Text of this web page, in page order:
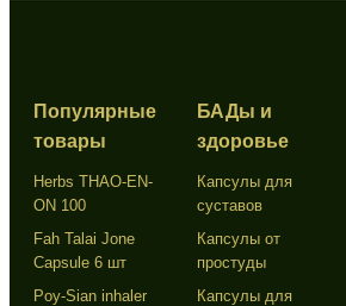
Популярные
товары
Herbs THAO-EN-
ON 100
Fah Talai Jone
Capsule 6 шт
Poy-Sian inhaler
БАДы и
здоровье
Капсулы для
суставов
Капсулы от
простуды
Капсулы для